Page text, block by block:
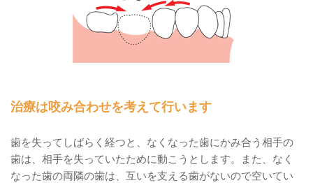
治療は咬み合わせを考えて行います
歯を失ってしばらく経つと、なくなった歯にかみ合う相手の
歯は、相手を失っていたために動こうとします。また、なく
なった歯の両隣の歯は、互いを支える歯がないので空いてい